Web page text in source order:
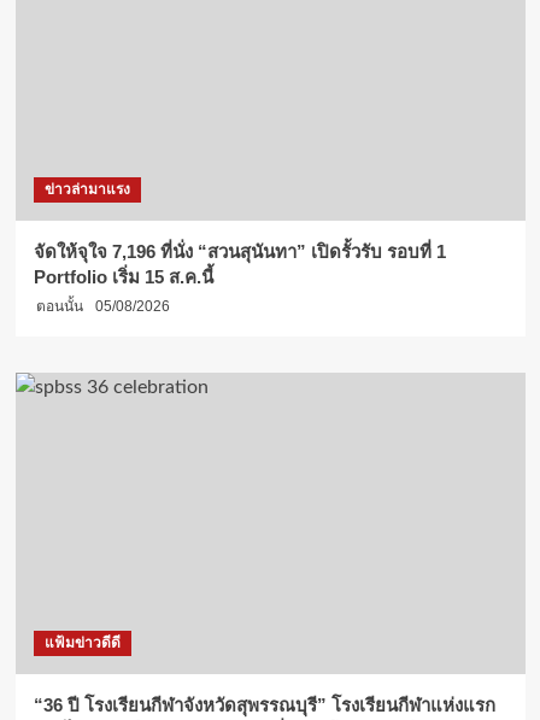
ข่าวล่ามาแรง
จัดให้จุใจ 7,196 ที่นั่ง “สวนสุนันทา” เปิดรั้วรับ รอบที่ 1
Portfolio เริ่ม 15 ส.ค.นี้
ตอนนั้น 05/08/2026
แฟ้มข่าวดีดี
“36 ปี โรงเรียนกีฬาจังหวัดสุพรรณบุรี” โรงเรียนกีฬาแห่งแรก